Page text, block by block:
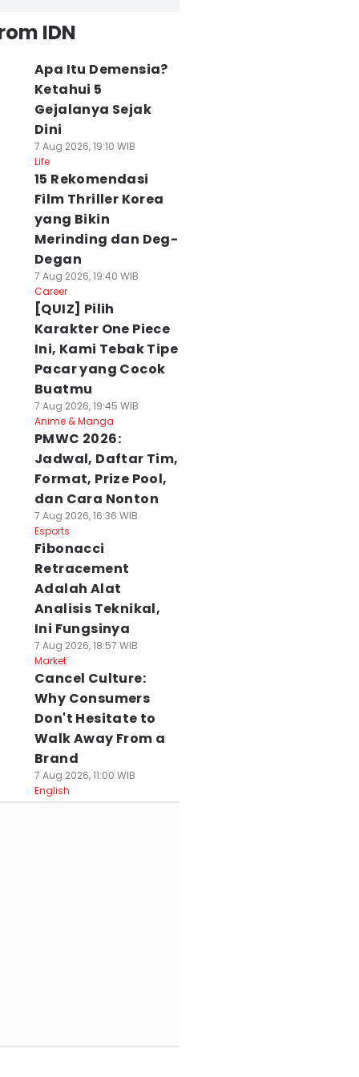
IDN
Apa Itu Demensia?
Ketahui 5
Gejalanya Sejak
Dini
7 Aug 2026, 19:10 WIB
Life
15 Rekomendasi
Film Thriller Korea
yang Bikin
Merinding dan Deg-
Degan
7 Aug 2026, 19:40 WIB
Career
[QUIZ] Pilih
Karakter One Piece
Ini, Kami Tebak Tipe
Pacar yang Cocok
Buatmu
7 Aug 2026, 19:45 WIB
Anime & Manga
PMWC 2026:
Jadwal, Daftar Tim,
Format, Prize Pool,
dan Cara Nonton
7 Aug 2026, 16:36 WIB
Esports
Fibonacci
Retracement
Adalah Alat
Analisis Teknikal,
Ini Fungsinya
7 Aug 2026, 18:57 WIB
Market
Cancel Culture:
Why Consumers
Don't Hesitate to
Walk Away From a
Brand
7 Aug 2026, 11:00 WIB
English